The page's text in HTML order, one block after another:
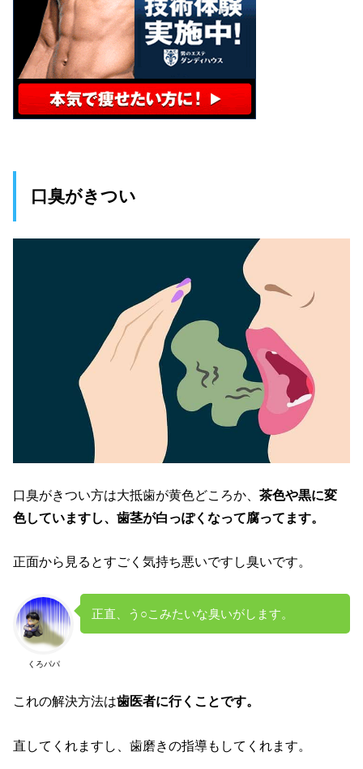
口臭がきつい
口臭がきつい方は大抵歯が黄色どころか、茶色や黒に変
色していますし、歯茎が白っぽくなって腐ってます。
正面から見るとすごく気持ち悪いですし臭いです。
くろパパ
正直、う○こみたいな臭いがします。
これの解決方法は歯医者に行くことです。
直してくれますし、歯磨きの指導もしてくれます。